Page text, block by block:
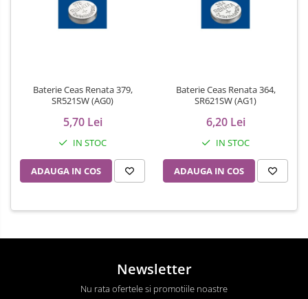
Baterie Ceas Renata 379,
SR521SW (AG0)
5,70 Lei
IN STOC
ADAUGA IN COS
Baterie Ceas Renata 364,
SR621SW (AG1)
6,20 Lei
IN STOC
ADAUGA IN COS
Newsletter
Nu rata ofertele si promotiile noastre